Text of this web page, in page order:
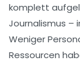
komplett
Journalismus –
Weniger
Ressourcen